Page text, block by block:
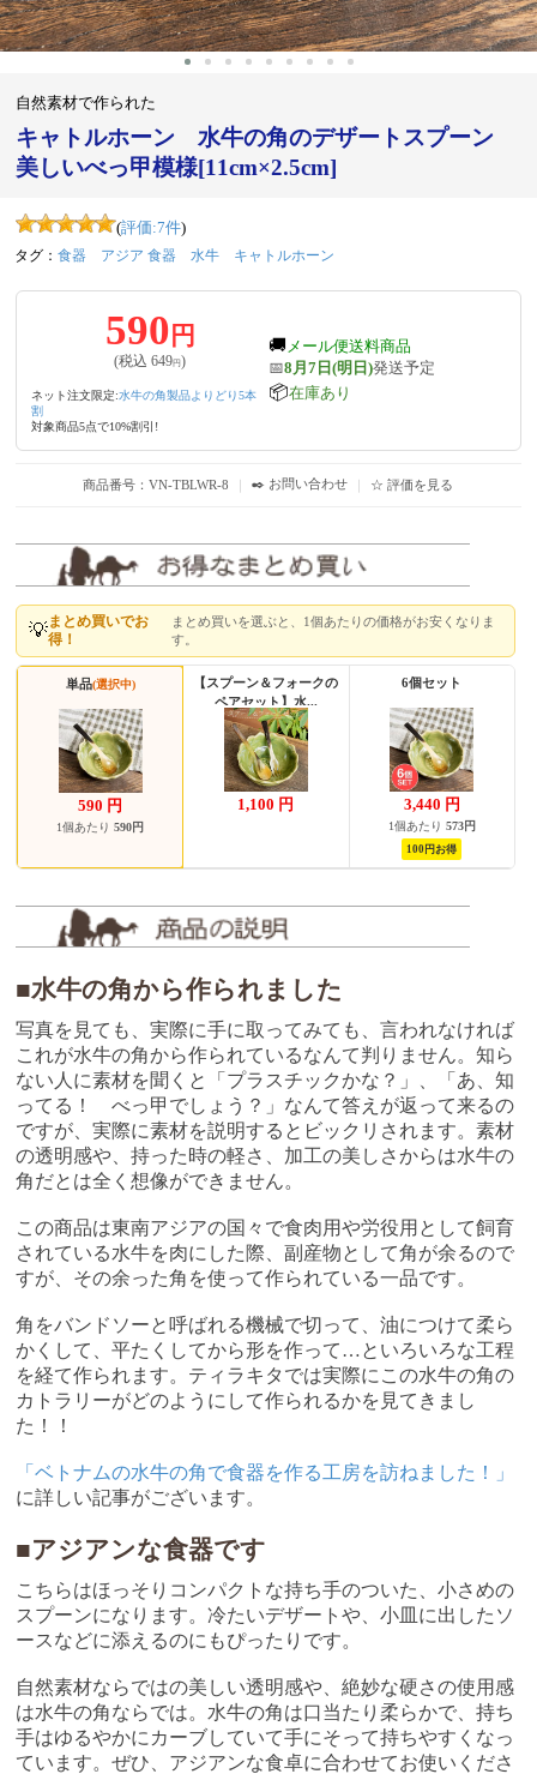
自然素材で作られた
キャトルホーン 水牛の角のデザートスプーン
美しいべっ甲模様[11cm×2.5cm]
(評価:7件)
タグ： 食器 アジア 食器 水牛 キャトルホーン
590 円
(税込649円)
ネット注文限定:水牛の角製品よりどり5本
割
対象商品5点で10%割引!
🚚 メール便送料商品
📅8月7日(明日)発送予定
📦在庫あり
商品番号：VN-TBLWR-8 ✒️ お問い合わせ ☆ 評価を見る
💡まとめ買いでお
得！
まとめ買いを選ぶと、1個あたりの価格がお安くなりま
す。
単品(選択中)
590 円
1個あたり590円
【スプーン＆フォークの
ペアセット】水...
1,100 円
6個セット
3,440 円
1個あたり 573円
100円お得
■水牛の角から作られました
写真を見ても、実際に手に取ってみても、言われなければ
これが水牛の角から作られているなんて判りません。知ら
ない人に素材を聞くと「プラスチックかな？」、「あ、知
ってる！ べっ甲でしょう？」なんて答えが返って来るの
ですが、実際に素材を説明するとビックリされます。素材
の透明感や、持った時の軽さ、加工の美しさからは水牛の
角だとは全く想像ができません。
この商品は東南アジアの国々で食肉用や労役用として飼育
されている水牛を肉にした際、副産物として角が余るので
すが、その余った角を使って作られている一品です。
角をバンドソーと呼ばれる機械で切って、油につけて柔ら
かくして、平たくしてから形を作って…といろいろな工程
を経て作られます。ティラキタでは実際にこの水牛の角の
カトラリーがどのようにして作られるかを見てきまし
た！！
「ベトナムの水牛の角で食器を作る工房を訪ねました！」
に詳しい記事がございます。
■アジアンな食器です
こちらはほっそりコンパクトな持ち手のついた、小さめの
スプーンになります。冷たいデザートや、小皿に出したソ
ースなどに添えるのにもぴったりです。
自然素材ならではの美しい透明感や、絶妙な硬さの使用感
は水牛の角ならでは。水牛の角は口当たり柔らかで、持ち
手はゆるやかにカーブしていて手にそって持ちやすくなっ
ています。ぜひ、アジアンな食卓に合わせてお使いくださ